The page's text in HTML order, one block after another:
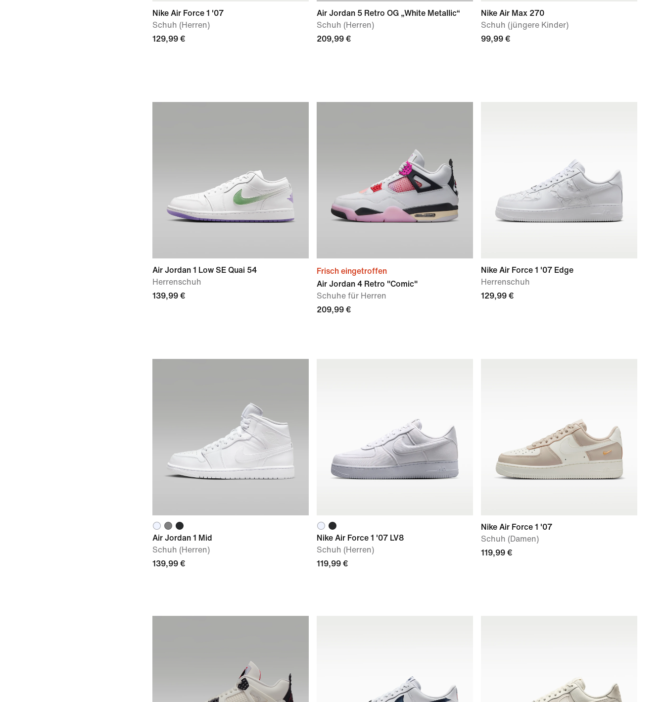
Nike Air Force 1 '07
Schuh (Herren)
129,99 €
Air Jordan 5 Retro OG „White Metallic“
Schuh (Herren)
209,99 €
Nike Air Max 270
Schuh (jüngere Kinder)
99,99 €
Air Jordan 1 Low SE Quai 54
Herrenschuh
139,99 €
Frisch eingetroffen
Air Jordan 4 Retro "Comic"
Schuhe für Herren
209,99 €
Nike Air Force 1 '07 Edge
Herrenschuh
129,99 €
Air Jordan 1 Mid
Schuh (Herren)
139,99 €
Nike Air Force 1 '07 LV8
Schuh (Herren)
119,99 €
Nike Air Force 1 '07
Schuh (Damen)
119,99 €